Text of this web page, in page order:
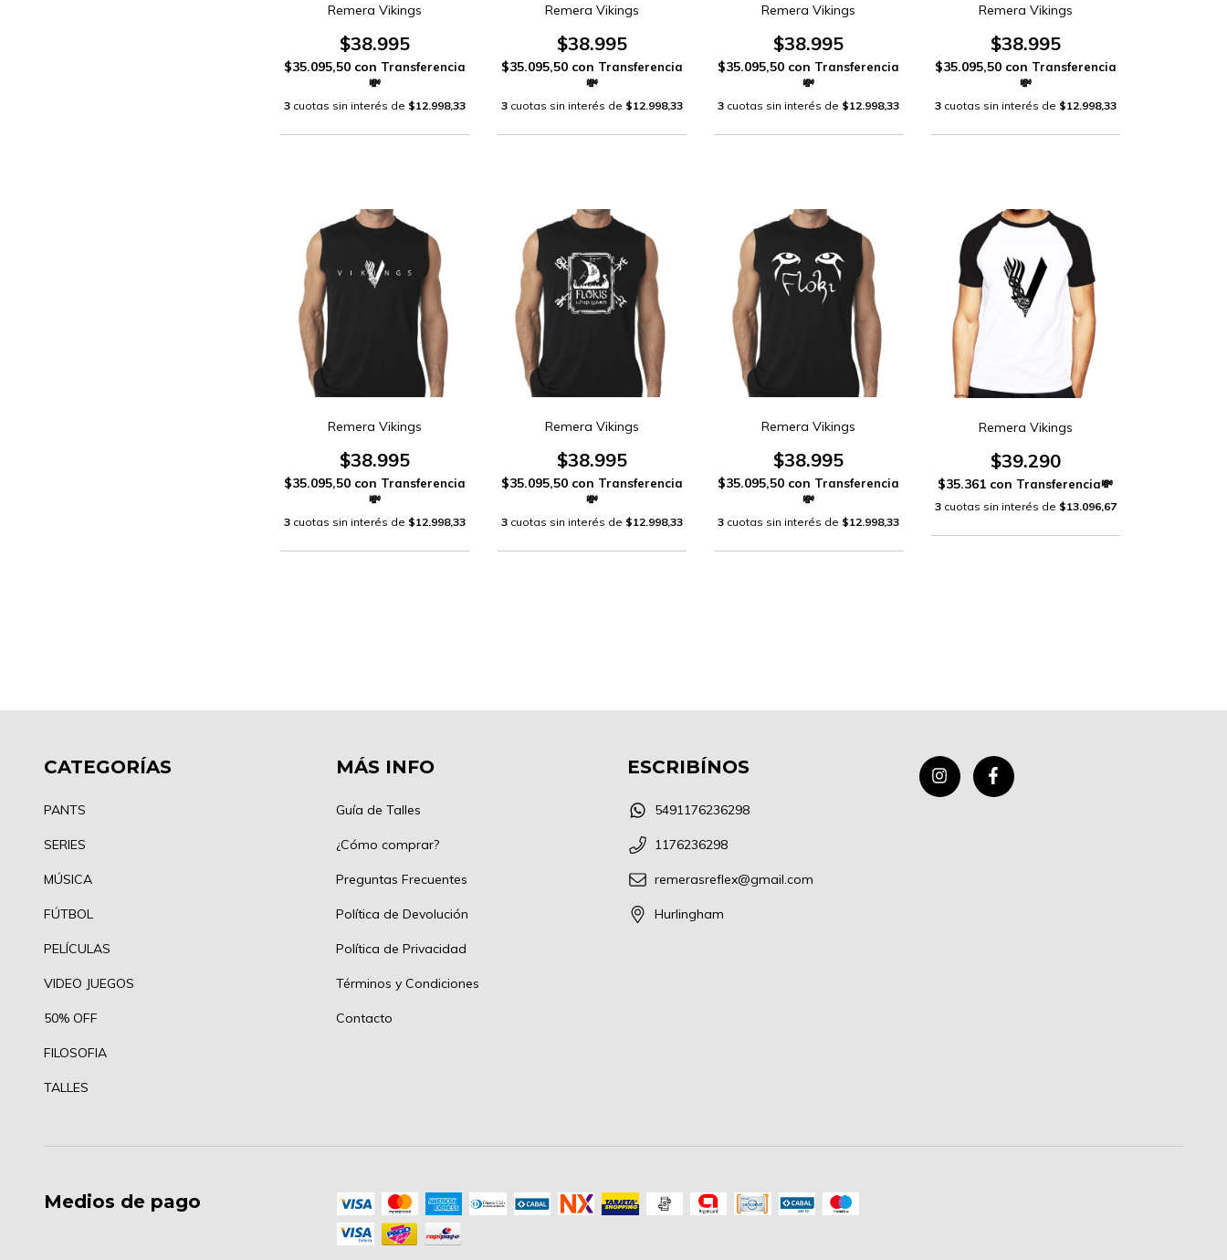
Remera Vikings
$38.995
$35.095,50 con
3 cuotas sin interés de $12.998,33
Remera Vikings
$38.995
$35.095,50 con
3 cuotas sin interés de $12.998,33
Remera Vikings
$38.995
$35.095,50 con
3 cuotas sin interés de $12.998,33
Remera Vikings
$38.995
$35.095,50 con
3 cuotas sin interés de $12.998,33
Remera Vikings
$38.995
$35.095,50 con
3 cuotas sin interés de $12.998,33
Remera Vikings
$38.995
$35.095,50 con
3 cuotas sin interés de $12.998,33
Remera Vikings
$38.995
$35.095,50 con
3 cuotas sin interés de $12.998,33
Remera Vikings
$39.290
$35.361 con
3 cuotas sin interés de $13.096,67
CATEGORÍAS
PANTS
SERIES
MÚSICA
FÚTBOL
PELÍCULAS
VIDEO JUEGOS
50% OFF
FILOSOFIA
TALLES
MÁS INFO
Guía de Talles
¿Cómo comprar?
Preguntas Frecuentes
Política de Devolución
Política de Privacidad
Términos y Condiciones
Contacto
ESCRIBÍNOS
5491176236298
1176236298
remerasreflex@gmail.com
Hurlingham
Medios de pago